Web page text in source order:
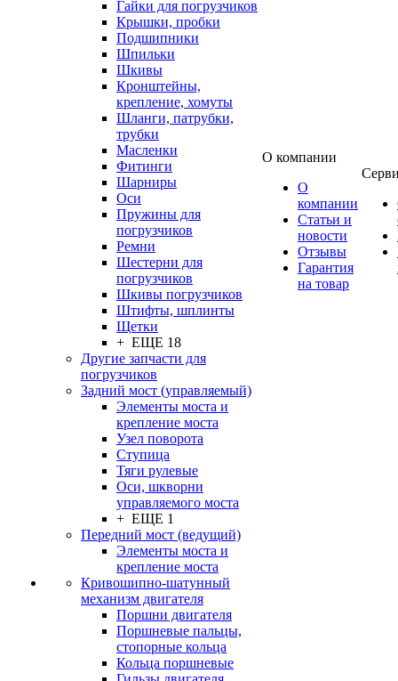
Гайки для погрузчиков
Крышки, пробки
Подшипники
Шпильки
Шкивы
Кронштейны,
крепление, хомуты
Шланги, патрубки,
трубки
Масленки
Фитинги
Шарниры
Оси
Пружины для
погрузчиков
Ремни
Шестерни для
погрузчиков
Шкивы погрузчиков
Штифты, шплинты
Щетки
+ ЕЩЕ 18
Другие запчасти для
погрузчиков
Задний мост (управляемый)
Элементы моста и
крепление моста
Узел поворота
Ступица
Тяги рулевые
Оси, шкворни
управляемого моста
+ ЕЩЕ 1
Передний мост (ведущий)
Элементы моста и
крепление моста
Кривошипно-шатунный
механизм двигателя
Поршни двигателя
Поршневые пальцы,
стопорные кольца
Кольца поршневые
О компании
О
компании
Статьи и
новости
Отзывы
Гарантия
на товар